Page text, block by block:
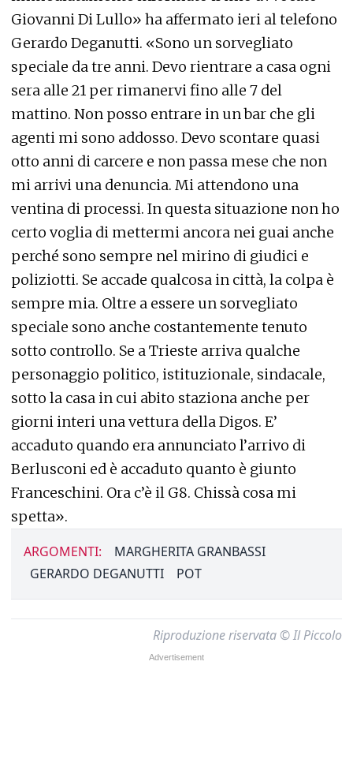
Giovanni Di Lullo» ha affermato ieri al telefono
Gerardo Deganutti. «Sono un sorvegliato
speciale da tre anni. Devo rientrare a casa ogni
sera alle 21 per rimanervi fino alle 7 del
mattino. Non posso entrare in un bar che gli
agenti mi sono addosso. Devo scontare quasi
otto anni di carcere e non passa mese che non
mi arrivi una denuncia. Mi attendono una
ventina di processi. In questa situazione non ho
certo voglia di mettermi ancora nei guai anche
perché sono sempre nel mirino di giudici e
poliziotti. Se accade qualcosa in città, la colpa è
sempre mia. Oltre a essere un sorvegliato
speciale sono anche costantemente tenuto
sotto controllo. Se a Trieste arriva qualche
personaggio politico, istituzionale, sindacale,
sotto la casa in cui abito staziona anche per
giorni interi una vettura della Digos. E’
accaduto quando era annunciato l’arrivo di
Berlusconi ed è accaduto quanto è giunto
Franceschini. Ora c’è il G8. Chissà cosa mi
spetta».
ARGOMENTI:
MARGHERITA GRANBASSI
GERARDO DEGANUTTI
POT
Riproduzione riservata © Il Piccolo